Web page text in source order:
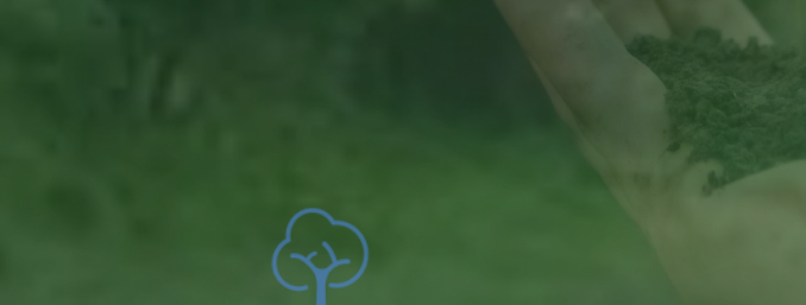
Modern Karton, üretiminde
kullanarak yılda
milyon yetişkin ağacın
Yenilenebilir